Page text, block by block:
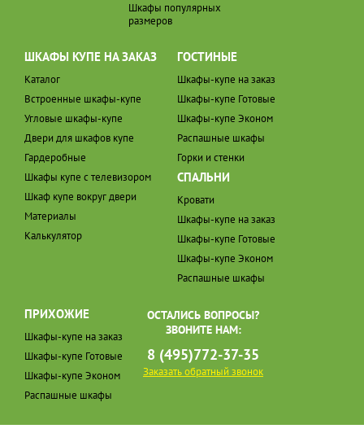
Шкафы популярных
размеров
ШКАФЫ КУПЕ НА ЗАКАЗ
Каталог
Встроенные шкафы-купе
Угловые шкафы-купе
Двери для шкафов купе
Гардеробные
Шкафы купе с телевизором
Шкаф купе вокруг двери
Материалы
Калькулятор
ГОСТИНЫЕ
Шкафы-купе на заказ
Шкафы-купе Готовые
Шкафы-купе Эконом
Распашные шкафы
Горки и стенки
СПАЛЬНИ
Кровати
Шкафы-купе на заказ
Шкафы-купе Готовые
Шкафы-купе Эконом
Распашные шкафы
ПРИХОЖИЕ
Шкафы-купе на заказ
Шкафы-купе Готовые
Шкафы-купе Эконом
Распашные шкафы
ОСТАЛИСЬ ВОПРОСЫ?
ЗВОНИТЕ НАМ:
8 (495)772-37-35
Заказать обратный звонок